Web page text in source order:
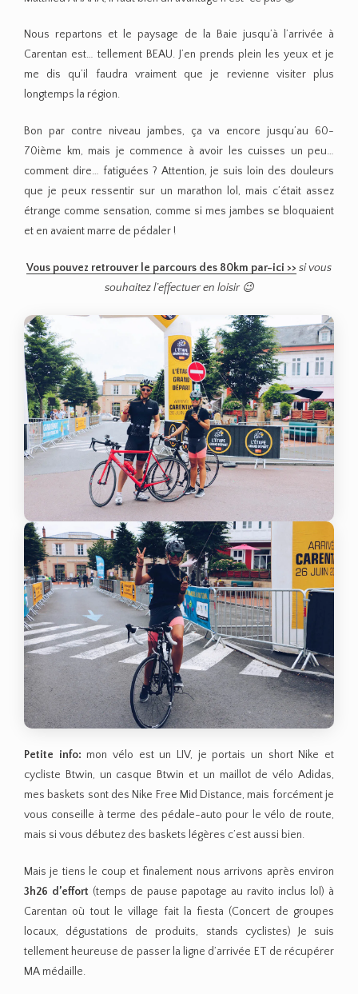
Nous repartons et le paysage de la Baie jusqu’à l’arrivée à
Carentan est… tellement BEAU. J’en prends plein les yeux et je
me dis qu’il faudra vraiment que je revienne visiter plus
longtemps la région.
Bon par contre niveau jambes, ça va encore jusqu’au 60-
70ième km, mais je commence à avoir les cuisses un peu…
comment dire… fatiguées ? Attention, je suis loin des douleurs
que je peux ressentir sur un marathon lol, mais c’était assez
étrange comme sensation, comme si mes jambes se bloquaient
et en avaient marre de pédaler !
Vous pouvez retrouver le parcours des 80km par-ici >> si vous
souhaitez l’effectuer en loisir 😉
Petite info: mon vélo est un LIV, je portais un short Nike et
cycliste Btwin, un casque Btwin et un maillot de vélo Adidas,
mes baskets sont des Nike Free Mid Distance, mais forcément je
vous conseille à terme des pédale-auto pour le vélo de route,
mais si vous débutez des baskets légères c’est aussi bien.
Mais je tiens le coup et finalement nous arrivons après environ
3h26 d’effort (temps de pause papotage au ravito inclus lol) à
Carentan où tout le village fait la fiesta (Concert de groupes
locaux, dégustations de produits, stands cyclistes) Je suis
tellement heureuse de passer la ligne d’arrivée ET de récupérer
MA médaille.